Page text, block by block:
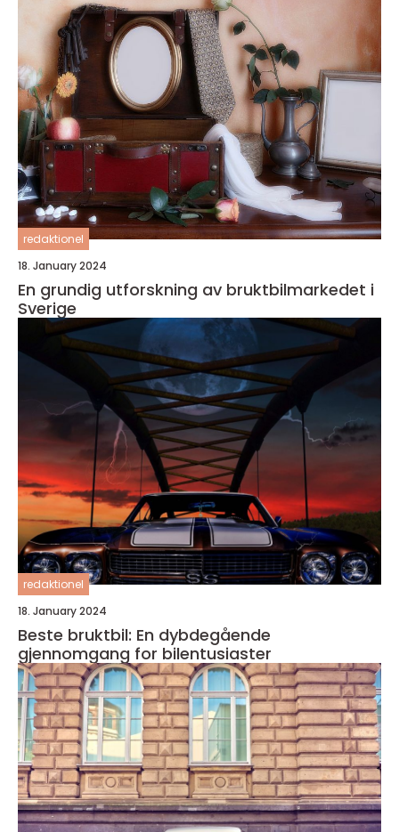
redaktionel
18. January 2024
En grundig utforskning av bruktbilmarkedet i
Sverige
redaktionel
18. January 2024
Beste bruktbil: En dybdegående
gjennomgang for bilentusiaster